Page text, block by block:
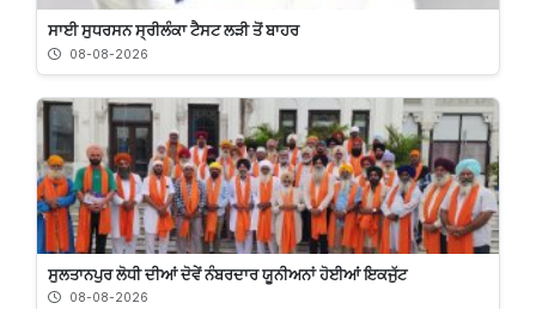
ਸਾਈ ਸੁਧਰਸਨ ਸ੍ਰੀਲੰਕਾ ਟੈਸਟ ਲੜੀ ਤੋਂ ਬਾਹਰ
08-08-2026
ਸੁਲਤਾਨਪੁਰ ਲੋਧੀ ਦੀਆਂ ਦੋਵੇਂ ਨੰਬਰਦਾਰ ਯੂਨੀਅਨਾਂ ਹੋਈਆਂ ਇਕਜੁੱਟ
08-08-2026